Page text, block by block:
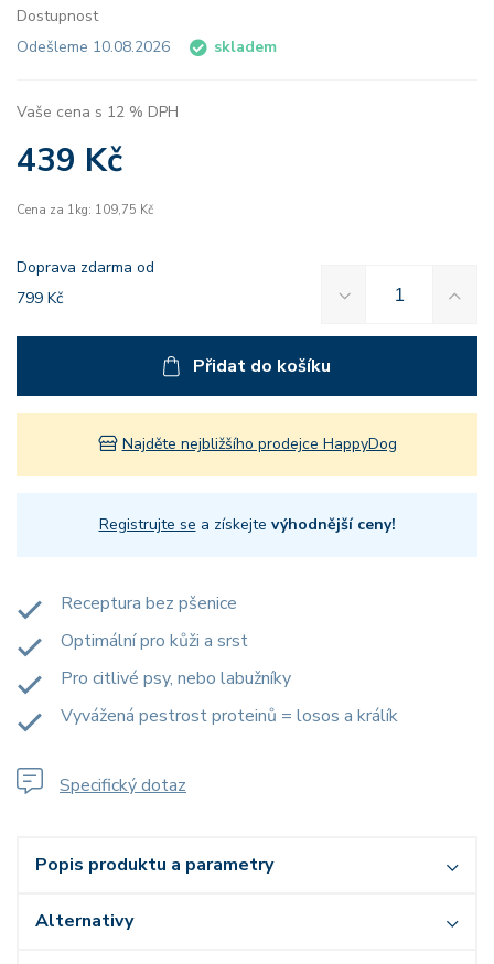
Dostupnost
Odešleme 10.08.2026
skladem
Vaše cena s 12 % DPH
439 Kč
Cena za 1kg: 109,75 Kč
Doprava zdarma od
799 Kč
Přidat do košíku
Najděte nejbližšího prodejce HappyDog
Registrujte se a získejte výhodnější ceny!
Receptura bez pšenice
Optimální pro kůži a srst
Pro citlivé psy, nebo labužníky
Vyvážená pestrost proteinů = losos a králík
Specifický dotaz
Popis produktu a parametry
Alternativy